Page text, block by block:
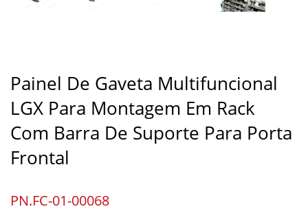
Painel De Gaveta Multifuncional
LGX Para Montagem Em Rack
Com Barra De Suporte Para Porta
Frontal
PN.FC-01-00068